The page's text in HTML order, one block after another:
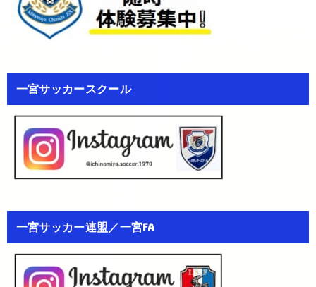
一宮サッカースクール
一宮サッカー連盟／一宮FA